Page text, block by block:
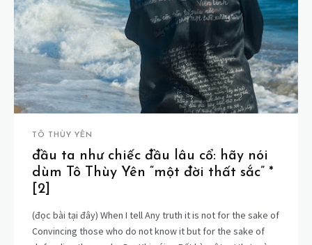
TÔ THÙY YÊN
đầu ta như chiếc đầu lâu cổ: hãy nói
dùm Tô Thùy Yên “một đời thất sắc” *
[2]
(đọc bài tại đây) When I tell Any truth it is not for the sake of
Convincing those who do not know it but for the sake of